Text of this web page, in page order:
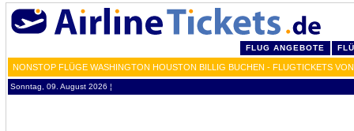
FLUG ANGEBOTE
NONSTOP FLÜGE WASHINGTON HOUSTON BILLIG BUCHEN - FLUGTICKETS
Sonntag, 09. August 2026 ¦